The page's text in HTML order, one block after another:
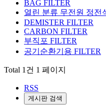
BAG FILTER
열린 분류 무전원 정전
DEMISTER FILTER
CARBON FILTER
부직포 FILTER
공기순환기용 FILTER
Total 1건 1 페이지
RSS
게시판 검색